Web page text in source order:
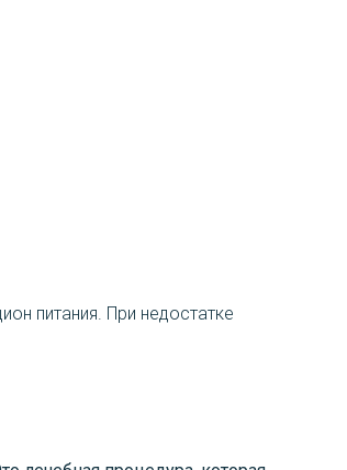
питания. При недостатке